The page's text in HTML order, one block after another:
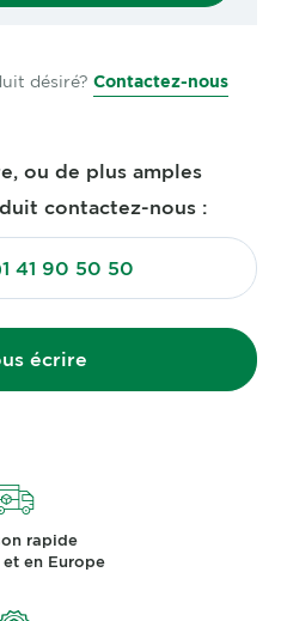
désiré? Contactez-nous
ou de plus amples
contactez-nous :
41 90 50 50
écrire
rapide
en Europe